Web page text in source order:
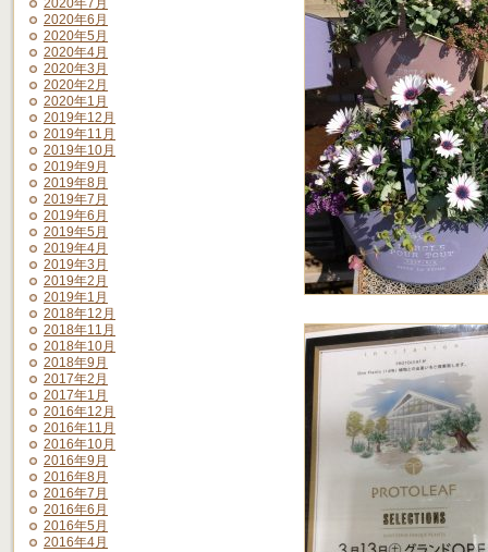
2020年7月
2020年6月
2020年5月
2020年4月
2020年3月
2020年2月
2020年1月
2019年12月
2019年11月
2019年10月
2019年9月
2019年8月
2019年7月
2019年6月
2019年5月
2019年4月
2019年3月
2019年2月
2019年1月
2018年12月
2018年11月
2018年10月
2018年9月
2017年2月
2017年1月
2016年12月
2016年11月
2016年10月
2016年9月
2016年8月
2016年7月
2016年6月
2016年5月
2016年4月